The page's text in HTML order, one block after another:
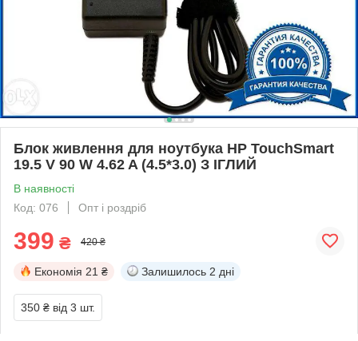
Блок живлення для ноутбука HP TouchSmart
19.5 V 90 W 4.62 A (4.5*3.0) З ІГЛИЙ
В наявності
Код: 076
Опт і роздріб
399 ₴ 420 ₴
Економія 21 ₴ Залишилось 2 дні
350 ₴ від 3 шт.